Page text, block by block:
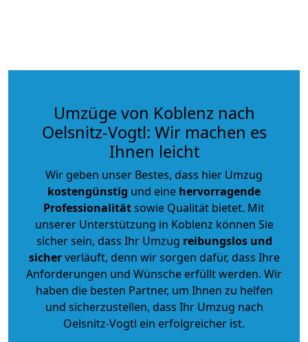
Umzüge von Koblenz nach
Oelsnitz-Vogtl: Wir machen es
Ihnen leicht
Wir geben unser Bestes, dass hier Umzug
kostengünstig und eine hervorragende
Professionalitätsowie Qualität bietet. Mit
unserer Unterstützung in Koblenz können Sie
sicher sein, dass Ihr Umzug reibungslos und
sicherverläuft, denn wir sorgen dafür, dass Ihre
Anforderungen und Wünsche erfüllt werden. Wir
haben die besten Partner, um Ihnen zu helfen
und sicherzustellen, dass Ihr Umzug nach
Oelsnitz-Vogtl ein erfolgreicher ist.